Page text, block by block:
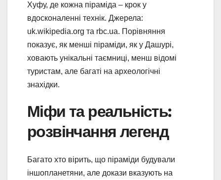
Хуфу, де кожна піраміда – крок у
вдосконаленні технік. Джерела:
uk.wikipedia.org та rbc.ua. Порівняння
показує, як менші піраміди, як у Дашурі,
ховають унікальні таємниці, менш відомі
туристам, але багаті на археологічні
знахідки.
Міфи та реальність:
розвінчання легенд
Багато хто вірить, що піраміди будували
іншопланетяни, але докази вказують на